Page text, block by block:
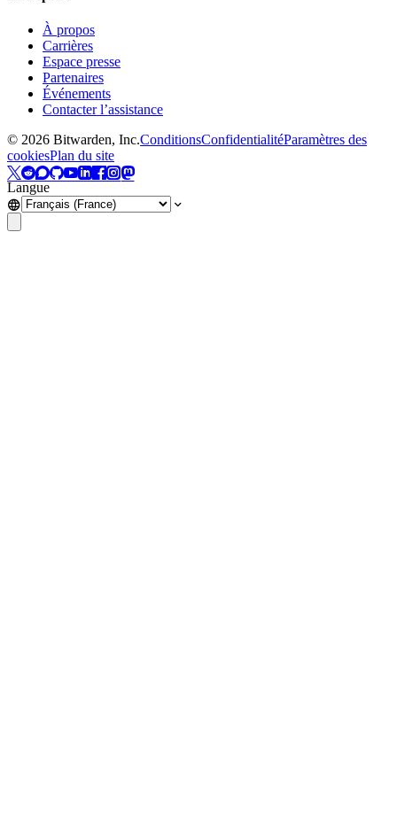
À propos
Carrières
Espace presse
Partenaires
Événements
Contacter l’assistance
© 2026 Bitwarden, Inc.ConditionsConfidentialitéParamètres des
cookiesPlan du site
Langue